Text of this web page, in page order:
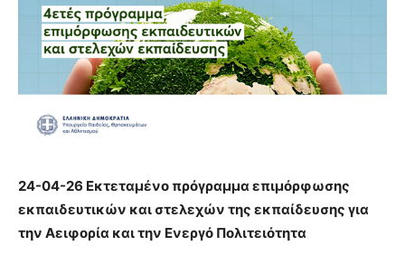
24-04-26 Εκτεταμένο πρόγραμμα επιμόρφωσης
εκπαιδευτικών και στελεχών της εκπαίδευσης για
την Αειφορία και την Ενεργό Πολιτειότητα